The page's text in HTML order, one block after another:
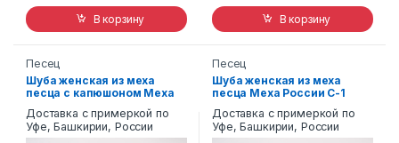
В корзину В корзину
Песец
Шуба женская из меха
песца с капюшоном Меха
Доставка с примеркой по
Уфе, Башкирии, России
Песец
Шуба женская из меха
песца Меха России С-1
Доставка с примеркой по
Уфе, Башкирии, России